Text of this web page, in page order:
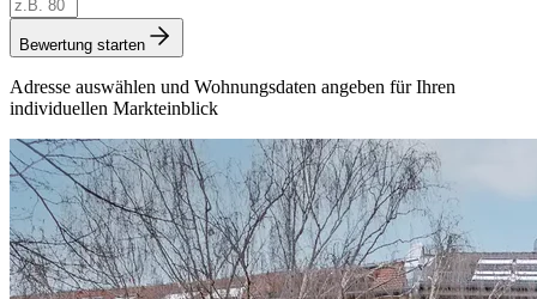
Bewertung starten
Adresse auswählen und Wohnungsdaten angeben für Ihren
individuellen Markteinblick